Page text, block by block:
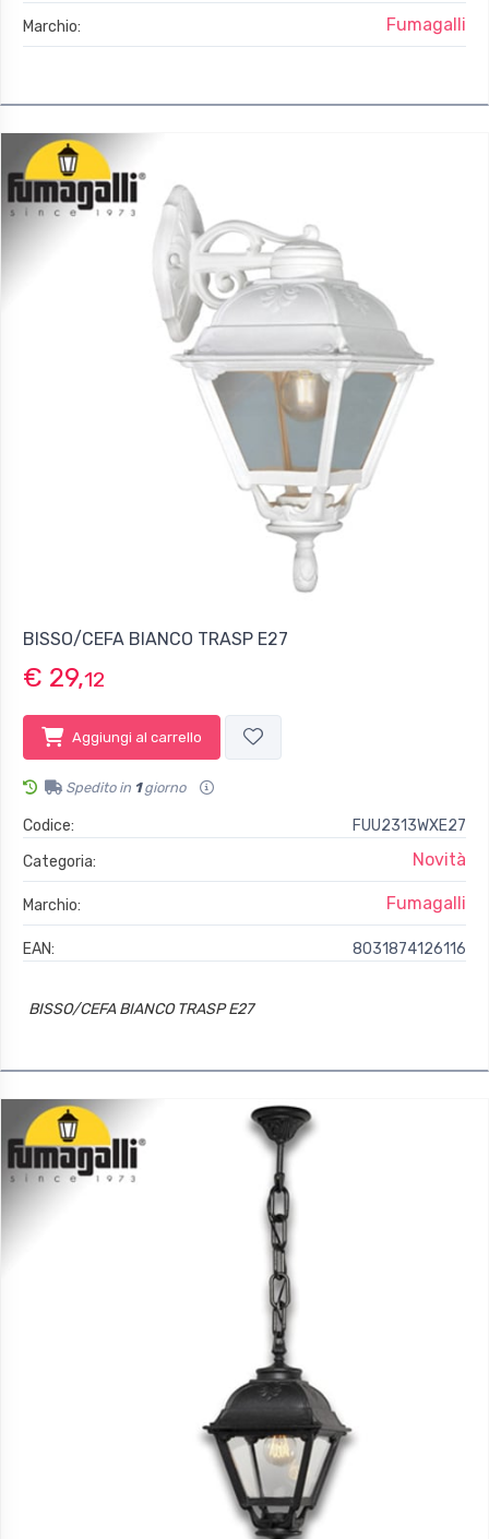
Marchio: Fumagalli
BISSO/CEFA BIANCO TRASP E27
€ 29,12
Aggiungi al carrello
Spedito in 1giorno
Codice:
FUU2313WXE27
Categoria:
Novità
Marchio: Fumagalli
EAN: 8031874126116
BISSO/CEFA BIANCO TRASP E27